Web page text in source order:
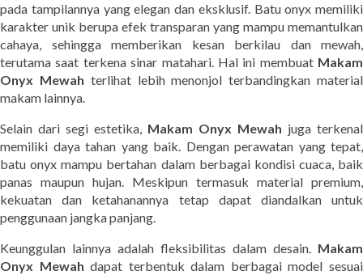
pada tampilannya yang elegan dan eksklusif. Batu onyx memiliki
karakter unik berupa efek transparan yang mampu memantulkan
cahaya, sehingga memberikan kesan berkilau dan mewah,
terutama saat terkena sinar matahari. Hal ini membuat Makam
Onyx Mewah terlihat lebih menonjol terbandingkan material
makam lainnya.
Selain dari segi estetika, Makam Onyx Mewah juga terkenal
memiliki daya tahan yang baik. Dengan perawatan yang tepat,
batu onyx mampu bertahan dalam berbagai kondisi cuaca, baik
panas maupun hujan. Meskipun termasuk material premium,
kekuatan dan ketahanannya tetap dapat diandalkan untuk
penggunaan jangka panjang.
Keunggulan lainnya adalah fleksibilitas dalam desain. Makam
Onyx Mewah dapat terbentuk dalam berbagai model sesuai